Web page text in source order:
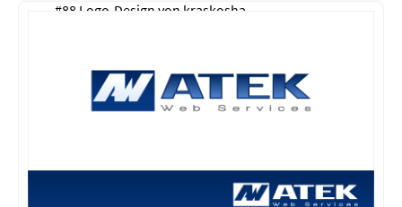
#88 Logo-Design von kraskosha